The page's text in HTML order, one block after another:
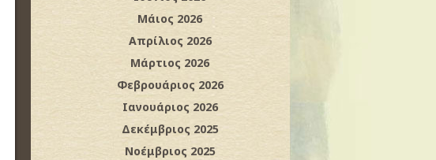
Μάιος 2026
Απρίλιος 2026
Μάρτιος 2026
Φεβρουάριος 2026
Ιανουάριος 2026
Δεκέμβριος 2025
Νοέμβριος 2025